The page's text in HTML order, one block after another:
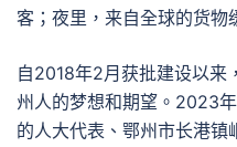
客；夜里，来自全球的货物
自2018年2月获批建设以来
州人的梦想和期望。2023
的人大代表、鄂州市长港镇